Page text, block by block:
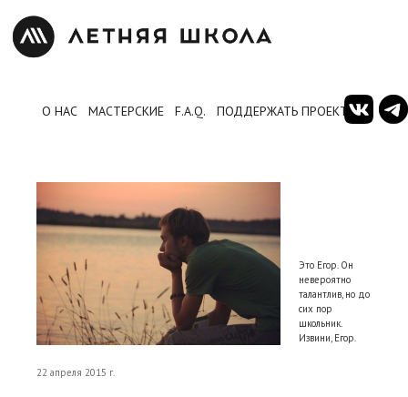
О НАС МАСТЕРСКИЕ F.A.Q. ПОДДЕРЖАТЬ ПРОЕКТ
Это Егор. Он
невероятно
талантлив, но до
сих пор
школьник.
Извини, Егор.
22 апреля 2015 г.